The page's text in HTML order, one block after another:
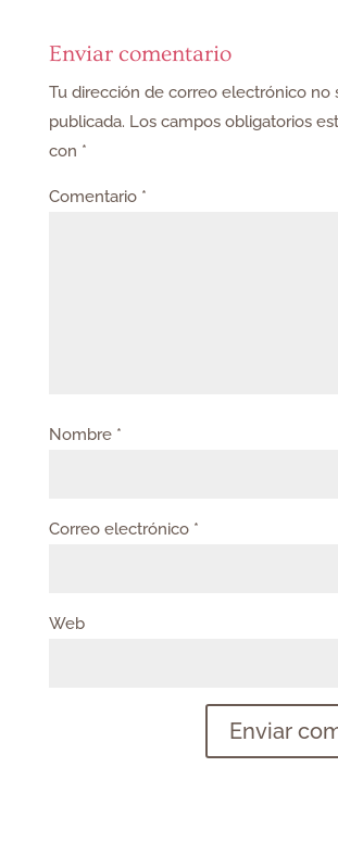
Enviar comentario
Tu dirección de correo electrónico no
publicada. Los campos obligatorios
con *
Comentario *
Nombre *
Correo electrónico *
Web